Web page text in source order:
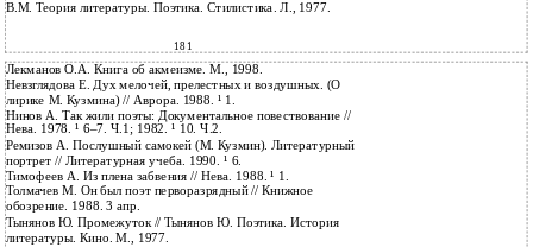
В.М. Теория литературы. Поэтика. Стилистика. Л., 1977.
181
Лекманов О.А. Книга об акмеизме. М., 1998.
Невзглядова Е. Дух мелочей, прелестных и воздушных. (О
лирике М. Кузмина) // Аврора. 1988. ¹ 1.
Нинов А. Так жили поэты: Документальное повествование //
Нева. 1978. ¹ 6–7. Ч.1; 1982. ¹ 10. Ч.2.
Ремизов А. Послушный самокей (М. Кузмин). Литературный
портрет // Литературная учеба. 1990. ¹ 6.
Тимофеев А. Из плена забвения // Нева. 1988. ¹ 1.
Толмачев М. Он был поэт перворазрядный // Книжное
обозрение. 1988. 3 апр.
Тынянов Ю. Промежуток // Тынянов Ю. Поэтика. История
литературы. Кино. М., 1977.